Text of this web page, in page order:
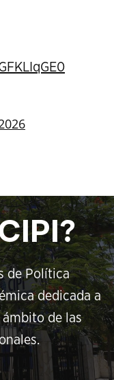
de Política
dedicada a
de las